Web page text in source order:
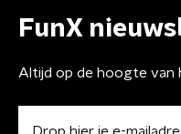
FunX
Altijd op de hoogte van